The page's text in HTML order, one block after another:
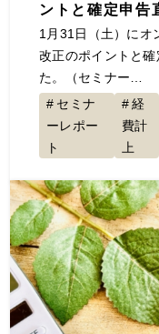
ントと確定申告
1月31日（土）にオ
改正のポイントと
た。（セミナー…
セミナ
ーレポー
ト
経
費計
上